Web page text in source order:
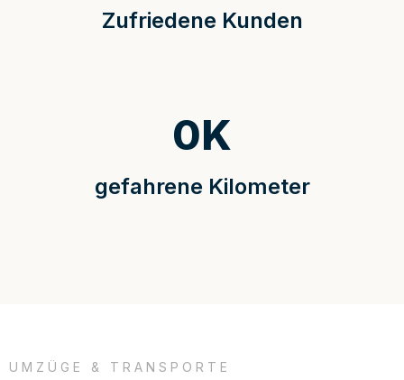
Zufriedene Kunden
gefahrene Kilometer
0K
UMZÜGE & TRANSPORTE